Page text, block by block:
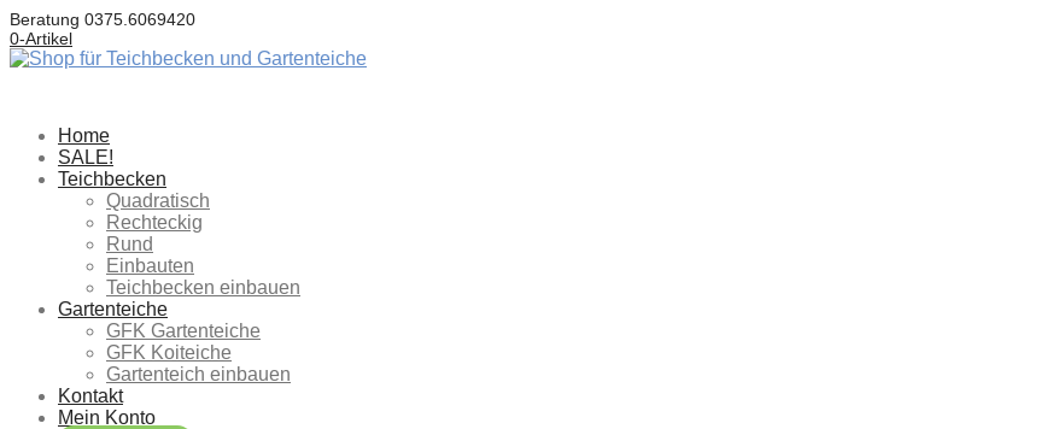
Beratung 0375.6069420
0-Artikel
Home
SALE!
Teichbecken
Quadratisch
Rechteckig
Rund
Einbauten
Teichbecken einbauen
Gartenteiche
GFK Gartenteiche
GFK Koiteiche
Gartenteich einbauen
Kontakt
Mein Konto